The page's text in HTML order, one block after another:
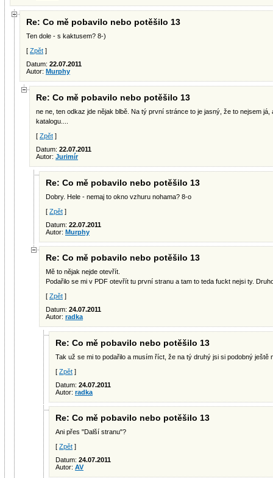
Re: Co mě pobavilo nebo potěšilo 13
Ten dole - s kaktusem? 8-)
[ Zpět ]
Datum: 22.07.2011
Autor: Murphy
Re: Co mě pobavilo nebo potěšilo 13
ne ne, ten odkaz jde nějak blbě. Na tý první stránce to je jasný, že to nejsem
katalogu....
[ Zpět ]
Datum: 22.07.2011
Autor: Jurimír
Re: Co mě pobavilo nebo potěšilo 13
Dobry. Hele - nemaj to okno vzhuru nohama? 8-o
[ Zpět ]
Datum: 22.07.2011
Autor: Murphy
Re: Co mě pobavilo nebo potěšilo 13
Mě to nějak nejde otevřít.
Podařilo se mi v PDF otevřít tu první stranu a tam to teda fuckt nejsi ty.
[ Zpět ]
Datum: 24.07.2011
Autor: radka
Re: Co mě pobavilo nebo potěšilo 13
Tak už se mi to podařilo a musím říct, že na tý druhý jsi si podobný ještě
[ Zpět ]
Datum: 24.07.2011
Autor: radka
Re: Co mě pobavilo nebo potěšilo 13
Ani přes "Další stranu"?
[ Zpět ]
Datum: 24.07.2011
Autor: AV